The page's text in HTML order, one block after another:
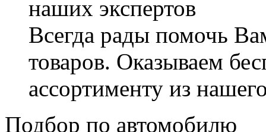
наших экспертов
Всегда рады помочь
товаров. Оказываем
ассортименту из
Подбор по автомобилю